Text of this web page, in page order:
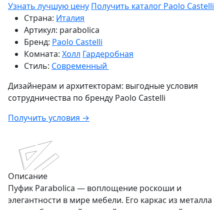
Узнать лучшую цену Получить каталог Paolo Castelli
Страна: Италия
Артикул: parabolica
Бренд: Paolo Castelli
Комната: Холл Гардеробная
Стиль: Современный
Дизайнерам и архитекторам: выгодные условия
сотрудничества по бренду Paolo Castelli
Получить условия →
Описание
Пуфик Parabolica — воплощение роскоши и
элегантности в мире мебели. Его каркас из металла